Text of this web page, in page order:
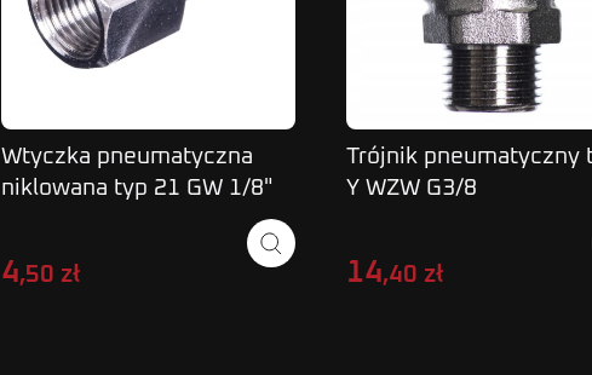
Wtyczka pneumatyczna
niklowana typ 21 GW 1/8"
4,50 zł
Trójnik pneumatyczny
Y WZW G3/8
14,40 zł